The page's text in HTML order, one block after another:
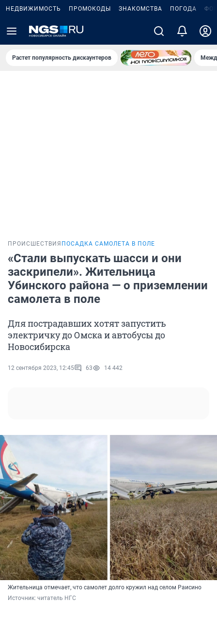
НЕДВИЖИМОСТЬ ПРОМОКОДЫ ЗНАКОМСТВА ПОГОДА
Растет популярность дискаунтеров
ПРОИСШЕСТВИЯ ПОСАДКА САМОЛЕТА В ПОЛЕ
«Стали выпускать шасси и они
заскрипели». Жительница
Убинского района — о приземлении
самолета в поле
Для пострадавших хотят запустить
электричку до Омска и автобусы до
Новосибирска
12 сентября 2023, 12:45 63 14 442
Жительница отмечает, что самолет долго кружил над селом Раисино
Источник: читатель НГС